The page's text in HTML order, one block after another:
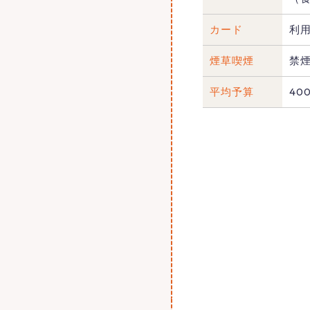
カード 利
煙草喫煙 禁煙
平均予算